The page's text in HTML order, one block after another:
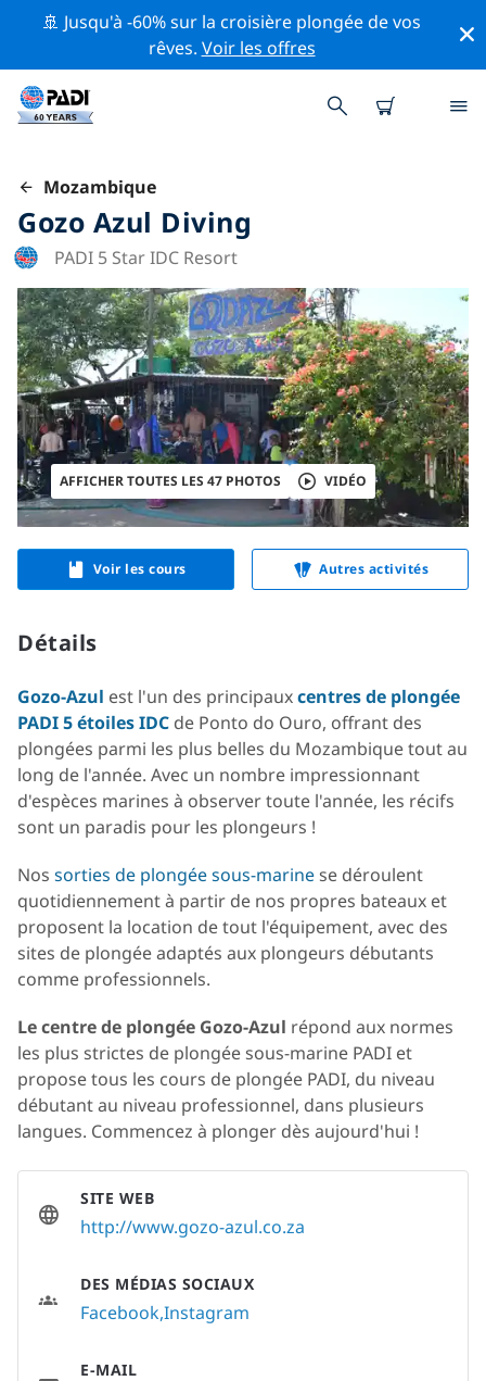
🚢 Jusqu'à -60% sur la croisière plongée de vos
rêves. Voir les offres
Mozambique
Gozo Azul Diving
PADI 5 Star IDC Resort
AFFICHER TOUTES LES 47 PHOTOS VIDÉO
Voir les cours Autres activités
Détails
Gozo-Azul est l'un des principauxcentres de plongée
PADI 5 étoiles IDC de Ponto do Ouro, offrant des
plongées parmi les plus belles du Mozambique tout au
long de l'année. Avec un nombre impressionnant
d'espèces marines à observer toute l'année, les récifs
sont un paradis pour les plongeurs !
Nos sorties de plongée sous-marinese déroulent
quotidiennement à partir de nos propres bateaux et
proposent la location de tout l'équipement, avec des
sites de plongée adaptés aux plongeurs débutants
comme professionnels.
Le centre de plongée Gozo-Azul répond aux normes
les plus strictes de plongée sous-marine PADI et
propose tous les cours de plongée PADI, du niveau
débutant au niveau professionnel, dans plusieurs
langues. Commencez à plonger dès aujourd'hui !
SITE WEB
http://www.gozo-azul.co.za
DES MÉDIAS SOCIAUX
FacebookInstagram
E-MAIL